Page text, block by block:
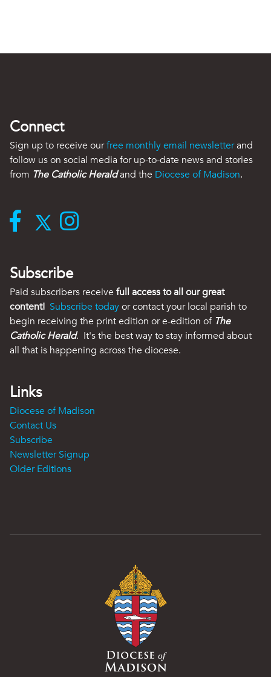
Connect
Sign up to receive ourfree monthly email newsletterand
follow us on social media for up-to-date news and stories
from The Catholic Heraldand the Diocese of Madison.
Subscribe
Paid subscribers receive full access to all our great
content! Subscribe todayor contact your local parish to
begin receiving the print edition or e-edition of The
Catholic Herald. It's the best way to stay informed about
all that is happening across the diocese.
Links
Diocese of Madison
Contact Us
Subscribe
Newsletter Signup
Older Editions